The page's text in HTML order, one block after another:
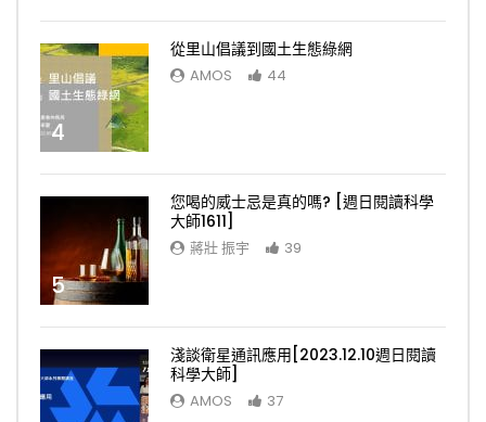
4
從里山倡議到國土生態綠網
AMOS 44
5
您喝的威士忌是真的嗎? [週日閱讀科學
大師1611]
蔣壯 振宇 39
淺談衛星通訊應用[2023.12.10週日閱讀
科學大師]
AMOS 37